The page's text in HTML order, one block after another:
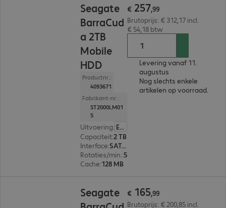
Seagate
BarraCud
a 2TB
Mobile
HDD
Productnr.:
4093671
Fabrikant-nr.:
ST2000LM01
5
Uitvoering: Europa
Capaciteit:2 TB
Interface:
SATA 3.0 (6 Gbit/s) 6,4 cm (2,5")
Rotaties/min. : 5.400 rpm
Cache:128 MB
€ 257,99
Brutoprijs: € 312,17 incl.
€ 54,18 btw
Levering vanaf 11.
augustus
Nog slechts enkele
artikelen op voorraad.
Seagate
€ 165,99
Brutoprijs: € 200,85 incl.